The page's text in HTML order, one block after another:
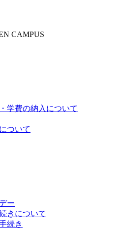
CAMPUS
学費の納入について
ついて
ー
きについて
続き